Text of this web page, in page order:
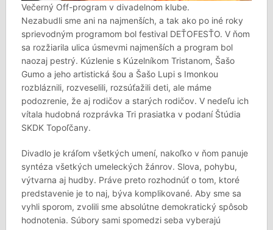
Večerný Off-program v divadelnom klube.
Nezabudli sme ani na najmenších, a tak ako po iné roky
sprievodným programom bol festival DEŤOFESŤO. V ňom
sa rozžiarila ulica úsmevmi najmenších a program bol
naozaj pestrý. Kúzlenie s Kúzelníkom Tristanom, Šašo
Gumo a jeho artistická šou a Šašo Lupi s Imonkou
rozbláznili, rozveselili, rozsúťažili deti, ale máme
podozrenie, že aj rodičov a starých rodičov. V nedeľu ich
vítala hudobná rozprávka Tri prasiatka v podaní Štúdia
SKDK Topoľčany.
Divadlo je kráľom všetkých umení, nakoľko v ňom panuje
syntéza všetkých umeleckých žánrov. Slova, pohybu,
výtvarna aj hudby. Práve preto rozhodnúť o tom, ktoré
predstavenie je to naj, býva komplikované. Aby sme sa
vyhli sporom, zvolili sme absolútne demokratický spôsob
hodnotenia. Súbory sami spomedzi seba vyberajú